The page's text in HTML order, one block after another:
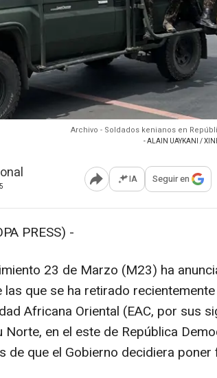
Archivo - Soldados kenianos en
- ALAIN UAYKANI /
Abrir opciones para
IA Seguir en
PRESS) -
23 de Marzo (M23) ha
que se ha retirado
Africana Oriental (EAC, por sus
Norte, en el este de República
de que el Gobierno decidiera poner